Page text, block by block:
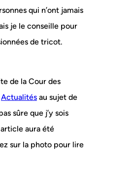
qui n’ont jamais
je le conseille pour
de tricot.
de la Cour des
Actualités au sujet de
sûre que j’y sois
aura été
sur la photo pour lire